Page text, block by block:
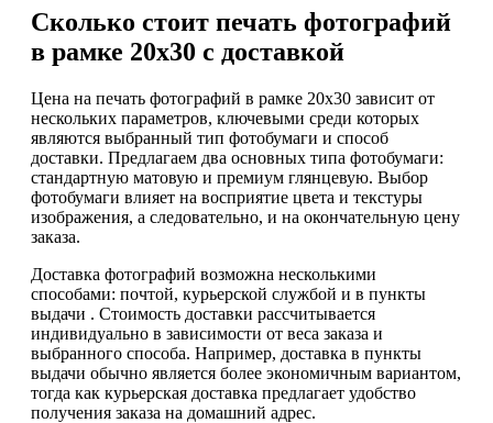
Сколько стоит печать фотографий
в рамке 20х30 с доставкой
Цена на печать фотографий в рамке 20х30 зависит от
нескольких параметров, ключевыми среди которых
являются выбранный тип фотобумаги и способ
доставки. Предлагаем два основных типа фотобумаги:
стандартную матовую и премиум глянцевую. Выбор
фотобумаги влияет на восприятие цвета и текстуры
изображения, а следовательно, и на окончательную цену
заказа.
Доставка фотографий возможна несколькими
способами: почтой, курьерской службой и в пункты
выдачи . Стоимость доставки рассчитывается
индивидуально в зависимости от веса заказа и
выбранного способа. Например, доставка в пункты
выдачи обычно является более экономичным вариантом,
тогда как курьерская доставка предлагает удобство
получения заказа на домашний адрес.